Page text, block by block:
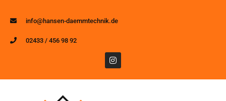
info@hansen-daemmtechnik.de
02433 / 456 98 92